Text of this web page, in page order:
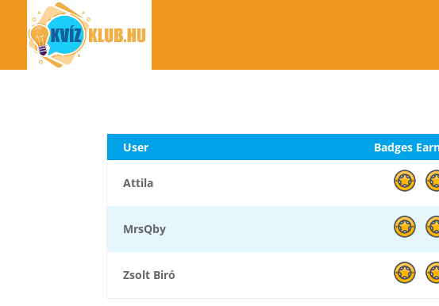
User Badges
Attila
MrsQby
Zsolt Biró